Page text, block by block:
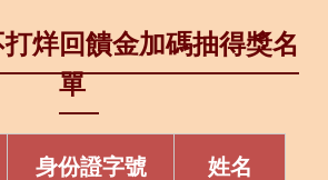
烊回饋金加碼抽得獎名
單
身份證字號 姓名